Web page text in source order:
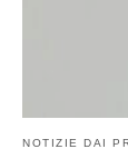
NOTIZIE DAI